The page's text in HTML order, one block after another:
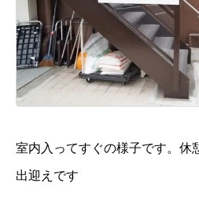
室内入ってすぐの様子です。休
出迎えです